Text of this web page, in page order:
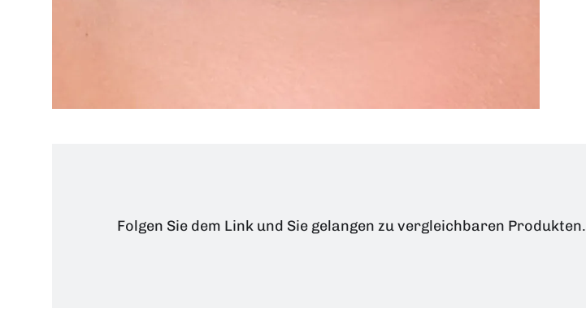
Folgen Sie dem Link und Sie gelangen zu vergleichbaren Produkten.